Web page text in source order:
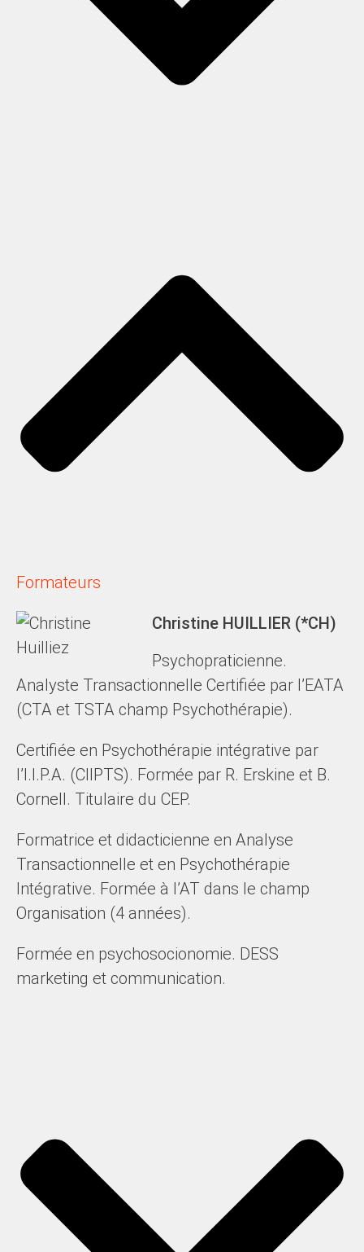
Formateurs
Christine HUILLIER (*CH)
Psychopraticienne.
Analyste Transactionnelle Certifiée par l’EATA
(CTA et TSTA champ Psychothérapie).
Certifiée en Psychothérapie intégrative par
l’I.I.P.A. (CIIPTS). Formée par R. Erskine et B.
Cornell. Titulaire du CEP.
Formatrice et didacticienne en Analyse
Transactionnelle et en Psychothérapie
Intégrative. Formée à l’AT dans le champ
Organisation (4 années).
Formée en psychosocionomie. DESS
marketing et communication.